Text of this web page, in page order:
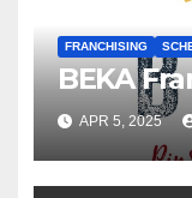
FRANCHISING
BEKA
APR 5, 2025